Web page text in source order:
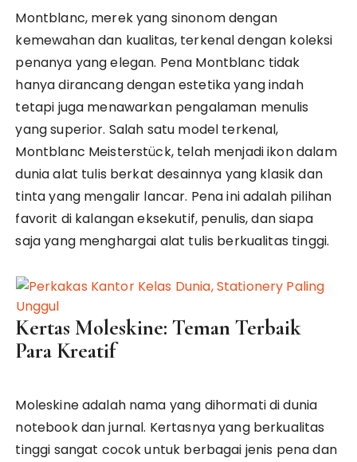
Montblanc, merek yang sinonom dengan
kemewahan dan kualitas, terkenal dengan koleksi
penanya yang elegan. Pena Montblanc tidak
hanya dirancang dengan estetika yang indah
tetapi juga menawarkan pengalaman menulis
yang superior. Salah satu model terkenal,
Montblanc Meisterstück, telah menjadi ikon dalam
dunia alat tulis berkat desainnya yang klasik dan
tinta yang mengalir lancar. Pena ini adalah pilihan
favorit di kalangan eksekutif, penulis, dan siapa
saja yang menghargai alat tulis berkualitas tinggi.
Kertas Moleskine: Teman Terbaik
Para Kreatif
Moleskine adalah nama yang dihormati di dunia
notebook dan jurnal. Kertasnya yang berkualitas
tinggi sangat cocok untuk berbagai jenis pena dan